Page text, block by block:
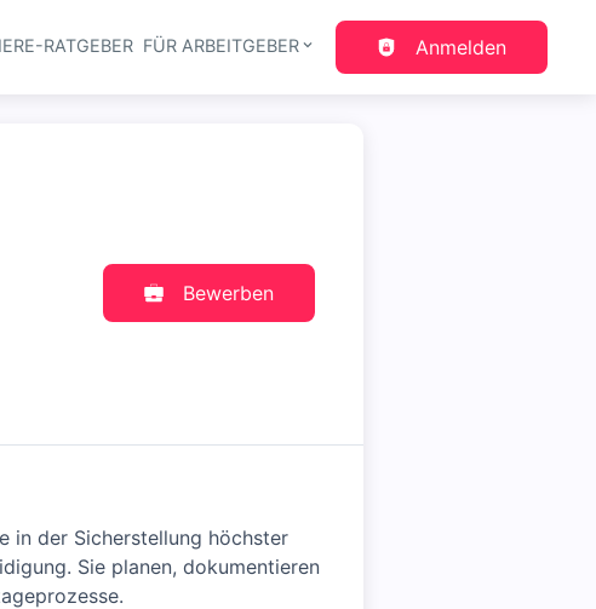
Navigation
RATGEBER FÜR ARBEITGEBER Anmelden
Bewerben
in der Sicherstellung höchster
Sie planen, dokumentieren